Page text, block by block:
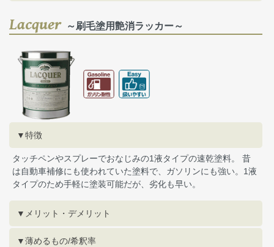
Lacquer～刷毛塗用艶消ラッカー～
▼特徴
タッチペンやスプレーでおなじみの1液タイプの速乾塗料。 昔
は自動車補修にも使われていた塗料で、ガソリンにも強い。1液
タイプのため手軽に塗装可能だが、劣化も早い。
▼メリット・デメリット
▼薄めるもの/希釈率